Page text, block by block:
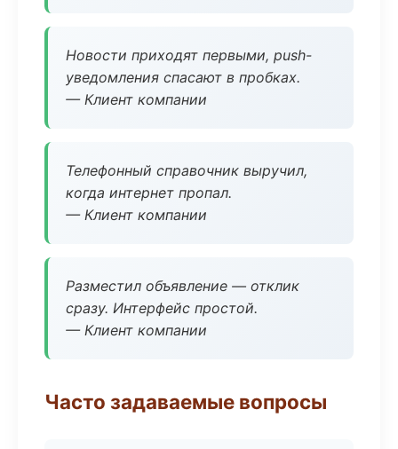
Новости приходят первыми, push-
уведомления спасают в пробках.
— Клиент компании
Телефонный справочник выручил,
когда интернет пропал.
— Клиент компании
Разместил объявление — отклик
сразу. Интерфейс простой.
— Клиент компании
Часто задаваемые вопросы